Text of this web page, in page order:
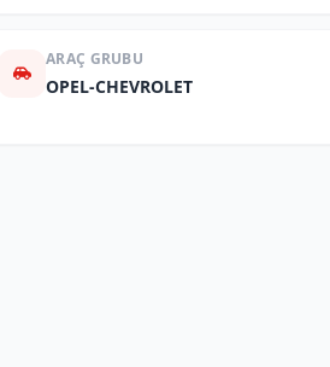
ARAÇ GRUBU
OPEL-CHEVROLET